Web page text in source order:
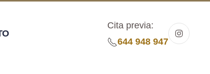
Cita previa:
644 948 947